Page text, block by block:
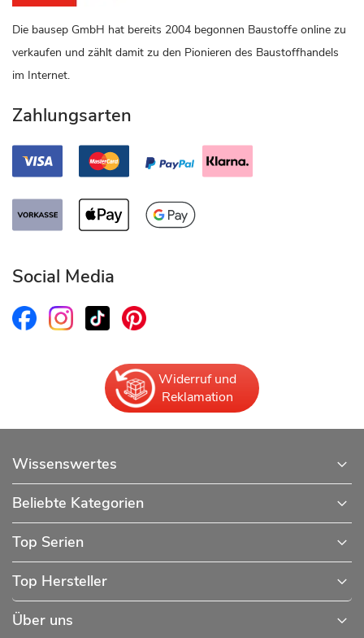
Die bausep GmbH hat bereits 2004 begonnen Baustoffe online zu
verkaufen und zählt damit zu den Pionieren des Baustoffhandels
im Internet.
Zahlungsarten
Social Media
Widerruf und
Reklamation
Wissenswertes
Beliebte Kategorien
Top Serien
Top Hersteller
Über uns